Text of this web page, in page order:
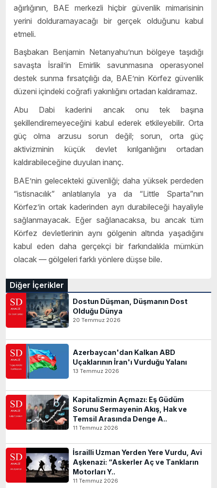
ağırlığının, BAE merkezli hiçbir güvenlik mimarisinin
yerini dolduramayacağı bir gerçek olduğunu kabul
etmeli.
Başbakan Benjamin Netanyahu’nun bölgeye taşıdığı
savaşta İsrail’in Emirlik savunmasına operasyonel
destek sunma fırsatçılığı da, BAE’nin Körfez güvenlik
düzeni içindeki coğrafi yakınlığını ortadan kaldıramaz.
Abu Dabi kaderini ancak onu tek başına
şekillendiremeyeceğini kabul ederek etkileyebilir. Orta
güç olma arzusu sorun değil; sorun, orta güç
aktivizminin küçük devlet kırılganlığını ortadan
kaldırabileceğine duyulan inanç.
BAE’nin gelecekteki güvenliği; daha yüksek perdeden
“istisnacılık” anlatılarıyla ya da “Little Sparta”nın
Körfez’in ortak kaderinden ayrı durabileceği hayaliyle
sağlanmayacak. Eğer sağlanacaksa, bu ancak tüm
Körfez devletlerinin aynı gölgenin altında yaşadığını
kabul eden daha gerçekçi bir farkındalıkla mümkün
olacak — gölgeleri farklı yönlere düşse bile.
Diğer İçerikler
Dostun Düşman, Düşmanın Dost
Olduğu Dünya
20 Temmuz 2026
Azerbaycan'dan Kalkan ABD
Uçaklarının İran'ı Vurduğu Yalanı
13 Temmuz 2026
Kapitalizmin Açmazı: Eş Güdüm
Sorunu Sermayenin Akış, Hak ve
Temsil Arasında Denge A..
11 Temmuz 2026
İsrailli Uzman Yerden Yere Vurdu, Avi
Aşkenazi: “Askerler Aç ve Tankların
Motorları Y..
11 Temmuz 2026